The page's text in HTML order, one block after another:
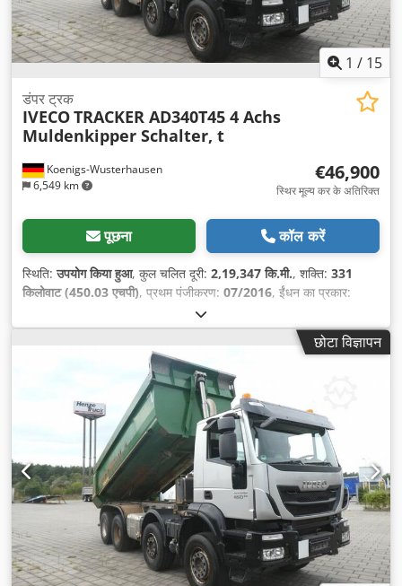
1 / 15
Koenigs-Wusterhausen
6,549 km
डंपर ट्रक
IVECOTRACKER AD340T45 4 Achs
Muldenkipper Schalter, t
€46,900
स्थिर मूल्य कर के अतिरिक्त
पूछना कॉल करें
स्थिति:उपयोग किया हुआ, कुल चलित दूरी: 2,19,347 कि.मी., शक्ति: 331
किलोवाट (450.03 एचपी), प्रथम पंजीकरण: 07/2016, ईंधन का प्रकार:
, धुरा विन्यास:
06/2027, रंग:चांदी, गियरिंग प्रकार:स्वचालित, उत्सर्जन श्रेणी:यूरो 6, लोडिंग
, लोडिंग स्पेस की लंबाई:
, लोडिंग स्पेस की
, लोडिंग स्पेस की ऊँचाई:1,400 मिमी
एयर कंडीशनिंग, पार्किंग हीटर,
छोटा विज्ञापन